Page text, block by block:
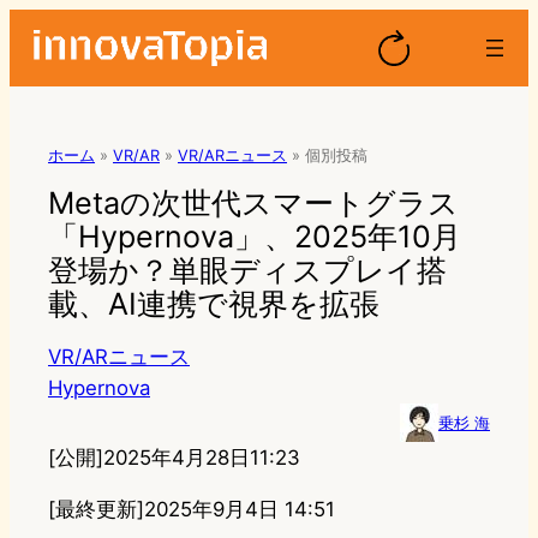
ホーム » VR/AR » VR/ARニュース » 個別投稿
Metaの次世代スマートグラス
「Hypernova」、2025年10月
登場か？単眼ディスプレイ搭
載、AI連携で視界を拡張
VR/ARニュース
Hypernova
乗杉 海
[公開]2025年4月28日11:23
[最終更新]2025年9月4日 14:51